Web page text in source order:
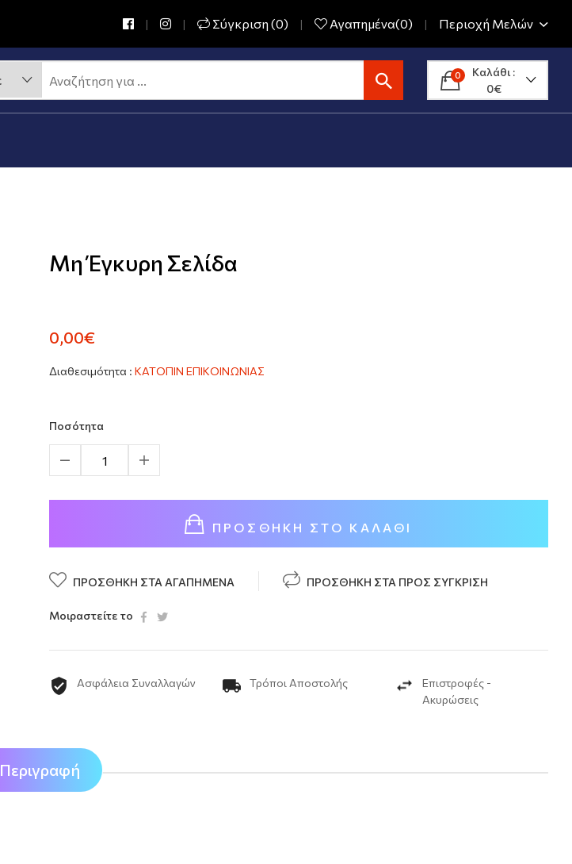
Σύγκριση (0) Αγαπημένα(0) Περιοχή Μελών
Καλάθι :
0€
0
Μη Έγκυρη Σελίδα
0,00€
Διαθεσιμότητα : ΚΑΤΟΠΙΝ ΕΠΙΚΟΙΝΩΝΙΑΣ
Ποσότητα
ΠΡΟΣΘΉΚΗ ΣΤΟ ΚΑΛΆΘΙ
ΠΡΟΣΘΉΚΗ ΣΤΑ ΑΓΑΠΗΜΈΝΑ ΠΡΟΣΘΉΚΗ ΣΤΑ ΠΡΟΣ ΣΎΓΚΡΙΣΗ
Μοιραστείτε το
Ασφάλεια Συναλλαγών Τρόποι Αποστολής
Επιστροφές -
Ακυρώσεις
Περιγραφή